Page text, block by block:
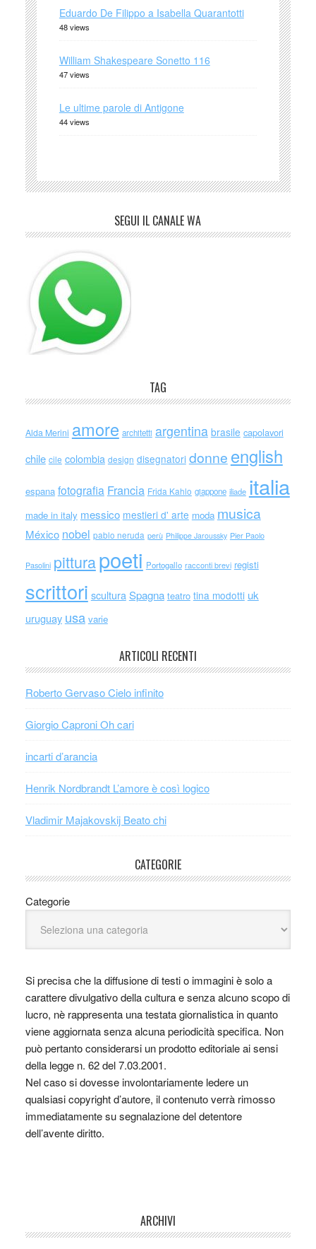
Eduardo De Filippo a Isabella Quarantotti
48 views
William Shakespeare Sonetto 116
47 views
Le ultime parole di Antigone
44 views
SEGUI IL CANALE WA
TAG
Alda Merini amore architetti argentina brasile capolavori
chile cile colombia design disegnatori donne english
espana fotografia Francia Frida Kahlo giappone iliade italia
made in italy messico mestieri d' arte moda musica
México nobel pablo neruda perù Philippe Jaroussky Pier Paolo
Pasolini pitturapoeti Portogallo racconti brevi registi
scrittori scultura Spagna teatro tina modotti uk
uruguay usa varie
ARTICOLI RECENTI
Roberto Gervaso Cielo infinito
Giorgio Caproni Oh cari
incarti d’arancia
Henrik Nordbrandt L’amore è così logico
Vladimir Majakovskij Beato chi
CATEGORIE
Categorie
Si precisa che la diffusione di testi o immagini è solo a
carattere divulgativo della cultura e senza alcuno scopo di
lucro, nè rappresenta una testata giornalistica in quanto
viene aggiornata senza alcuna periodicità specifica. Non
può pertanto considerarsi un prodotto editoriale ai sensi
della legge n. 62 del 7.03.2001.
Nel caso si dovesse involontariamente ledere un
qualsiasi copyright d’autore, il contenuto verrà rimosso
immediatamente su segnalazione del detentore
dell’avente diritto.
ARCHIVI